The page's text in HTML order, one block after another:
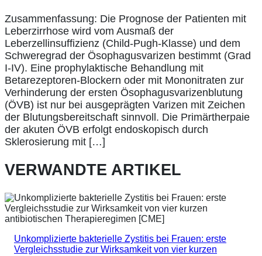
Zusammenfassung: Die Prognose der Patienten mit
Leberzirrhose wird vom Ausmaß der
Leberzellinsuffizienz (Child-Pugh-Klasse) und dem
Schweregrad der Ösophagusvarizen bestimmt (Grad
I-IV). Eine prophylaktische Behandlung mit
Betarezeptoren-Blockern oder mit Mononitraten zur
Verhinderung der ersten Ösophagusvarizenblutung
(ÖVB) ist nur bei ausgeprägten Varizen mit Zeichen
der Blutungsbereitschaft sinnvoll. Die Primärtherpaie
der akuten ÖVB erfolgt endoskopisch durch
Sklerosierung mit […]
VERWANDTE ARTIKEL
Unkomplizierte bakterielle Zystitis bei Frauen: erste
Vergleichsstudie zur Wirksamkeit von vier kurzen